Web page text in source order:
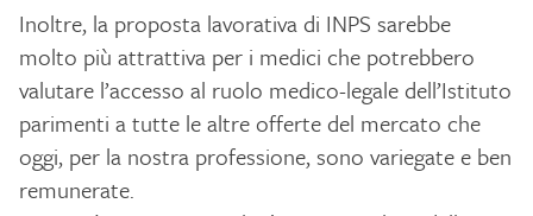
Inoltre, la proposta lavorativa di INPS sarebbe
molto più attrattiva per i medici che potrebbero
valutare l’accesso al ruolo medico-legale dell’Istituto
parimenti a tutte le altre offerte del mercato che
oggi, per la nostra professione, sono variegate e ben
remunerate.